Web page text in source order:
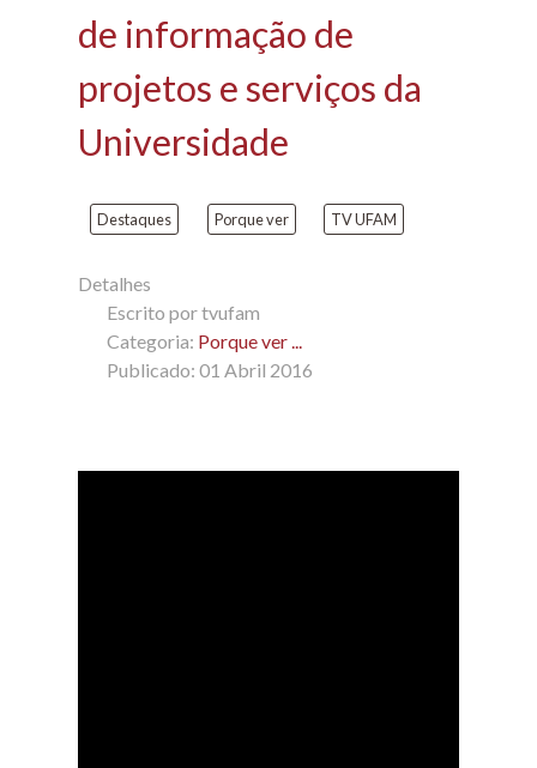
de informação de
projetos e serviços da
Universidade
Destaques Porque ver TV UFAM
Detalhes
Escrito portvufam
Categoria: Porque ver ...
Publicado: 01 Abril 2016